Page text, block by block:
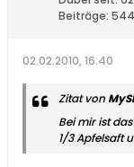
Beiträge: 544
02.02.2010, 16:40
Zitat von
Bei mir ist
1/3 Apfelsaft